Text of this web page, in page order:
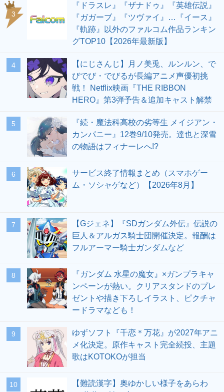
3
『ドラスレ』『ザナドゥ』『英雄伝説』
『ガガーブ』『ツヴァイ』…『イース』
『軌跡』以外のファルコム作品ランキン
グTOP10【2026年最新版】
4
【にじさんじ】月ノ美兎、ルンルン、で
びでび・でびるが長編アニメ声優初挑
戦！ Netflix映画『THE RIBBON
HERO』第3弾予告＆追加キャスト解禁
5
『続・魔法科高校の劣等生 メイジアン・
カンパニー』12巻9/10発売。達也と深雪
の物語はフィナーレへ!?
6
サービス終了情報まとめ（スマホゲー
ム・ソシャゲなど）【2026年8月】
7
【Gジェネ】『SDガンダム外伝』伝説の
巨人＆アルガス騎士団開催決定。報酬は
フルアーマー騎士ガンダムなど
8
『ガンダム 水星の魔女』×ガンプラキャ
ンペーンが熱い。クリアスタンドのプレ
ゼントや描き下ろしイラスト、ピクチャ
ードラマなども！
9
ゆずソフト『千恋＊万花』が2027年アニ
メ化決定。原作キャスト完全続投、主題
歌はKOTOKOが担当
10
【難読漢字】奥ゆかしい様子をあらわ